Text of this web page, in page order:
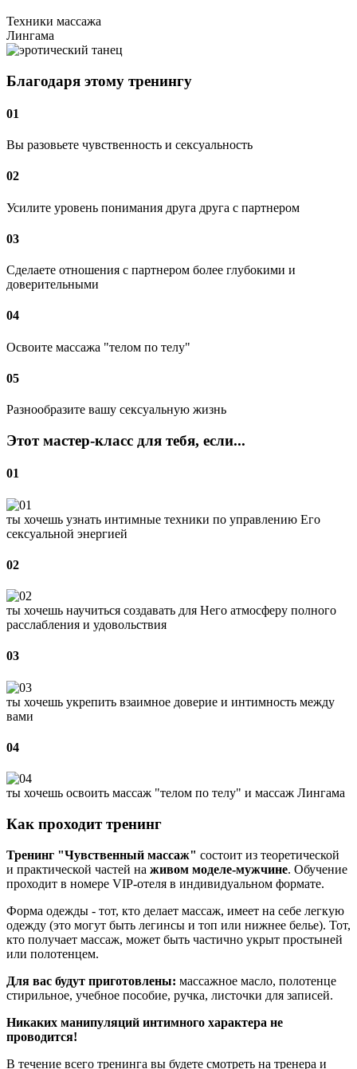
Техники массажа
Лингама
Благодаря этому тренингу
01
Вы разовьете чувственность и сексуальность
02
Усилите уровень понимания друга друга с партнером
03
Сделаете отношения с партнером более глубокими и
доверительными
04
Освоите массажа "телом по телу"
05
Разнообразите вашу сексуальную жизнь
Этот мастер-класс для тебя, если...
01
ты хочешь узнать интимные техники по управлению Его
сексуальной энергией
02
ты хочешь научиться создавать для Него атмосферу полного
расслабления и удовольствия
03
ты хочешь укрепить взаимное доверие и интимность между
вами
04
ты хочешь освоить массаж "телом по телу" и массаж Лингама
Как проходит тренинг
Тренинг "Чувственный массаж" состоит из теоретической
и практической частей на живом моделе-мужчине. Обучение
проходит в номере VIP-отеля в индивидуальном формате.
Форма одежды - тот, кто делает массаж, имеет на себе легкую
одежду (это могут быть легинсы и топ или нижнее белье). Тот,
кто получает массаж, может быть частично укрыт простыней
или полотенцем.
Для вас будут приготовлены: массажное масло, полотенце
стирильное, учебное пособие, ручка, листочки для записей.
Никаких манипуляций интимного характера не
проводится!
В течение всего тренинга вы будете смотреть на тренера и